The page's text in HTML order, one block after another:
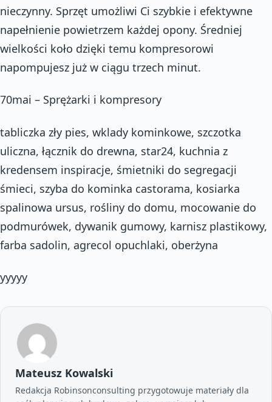
nieczynny. Sprzęt umożliwi Ci szybkie i efektywne
napełnienie powietrzem każdej opony. Średniej
wielkości koło dzięki temu kompresorowi
napompujesz już w ciągu trzech minut.
70mai – Sprężarki i kompresory
tabliczka zły pies, wklady kominkowe, szczotka
uliczna, łącznik do drewna, star24, kuchnia z
kredensem inspiracje, śmietniki do segregacji
śmieci, szyba do kominka castorama, kosiarka
spalinowa ursus, rośliny do domu, mocowanie do
podmurówek, dywanik gumowy, karnisz plastikowy,
farba sadolin, agrecol opuchlaki, oberżyna
yyyyy
Mateusz Kowalski
Redakcja Robinsonconsulting przygotowuje materiały dla